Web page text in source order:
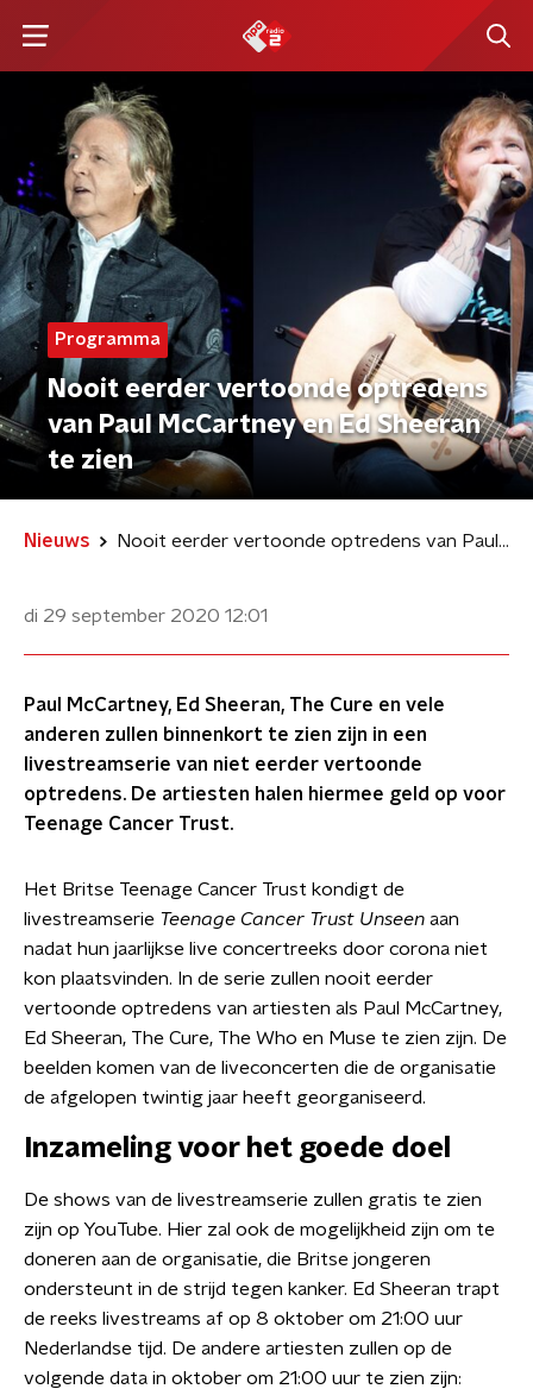
Programma
Nooit eerder vertoonde optredens
van Paul McCartney en Ed Sheeran
te zien
Nieuws Nooit eerder vertoonde optredens van Paul McCartney en Ed Sheeran te zien
di 29 september 2020 12:01
Paul McCartney, Ed Sheeran, The Cure en vele
anderen zullen binnenkort te zien zijn in een
livestreamserie van niet eerder vertoonde
optredens. De artiesten halen hiermee geld op voor
Teenage Cancer Trust.
Het Britse Teenage Cancer Trust kondigt de
livestreamserie Teenage Cancer Trust Unseen aan
nadat hun jaarlijkse live concertreeks door corona niet
kon plaatsvinden. In de serie zullen nooit eerder
vertoonde optredens van artiesten als Paul McCartney,
Ed Sheeran, The Cure, The Who en Muse te zien zijn. De
beelden komen van de liveconcerten die de organisatie
de afgelopen twintig jaar heeft georganiseerd.
Inzameling voor het goede doel
De shows van de livestreamserie zullen gratis te zien
zijn op YouTube. Hier zal ook de mogelijkheid zijn om te
doneren aan de organisatie, die Britse jongeren
ondersteunt in de strijd tegen kanker. Ed Sheeran trapt
de reeks livestreams af op 8 oktober om 21:00 uur
Nederlandse tijd. De andere artiesten zullen op de
volgende data in oktober om 21:00 uur te zien zijn: